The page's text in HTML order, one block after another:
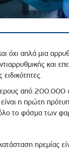
όχι απλά μια
και
από 200.000
η πρώτη
το φάσμα των
ηρεμίας